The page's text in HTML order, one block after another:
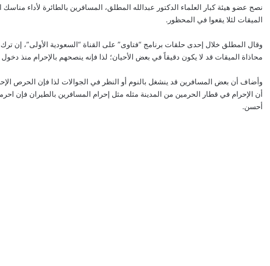
نصح عضو هيئة كبار العلماء الدكتور عبدالله المطلق، المسافرين بالطائرة لأداء مناسك
الميقات لئلا يقعوا في المحظور.
وقال المطلق خلال إحدى حلقات برنامج “فتاوى” على القناة “السعودية الأولى”، إن
محاذاة الميقات قد لا يكون دقيقاً في بعض الأحيان؛ لذا فإنه ينصحهم بالإحرام منذ دخول
وأضاف أن بعض المسافرين قد ينشغل بالنوم أو النظر في الجوالات لذا فإن الحرص
أن الإحرام في قطار الحرمين من المدينة مثله مثل إحرام المسافرين بالطيران فإن
أحسن.